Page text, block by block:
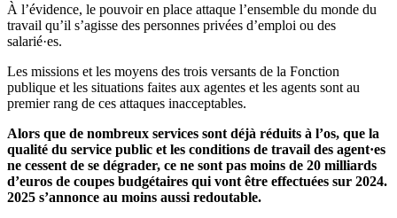
À l’évidence, le pouvoir en place attaque l’ensemble du monde du
travail qu’il s’agisse des personnes privées d’emploi ou des
salarié·es.
Les missions et les moyens des trois versants de la Fonction
publique et les situations faites aux agentes et les agents sont au
premier rang de ces attaques inacceptables.
Alors que de nombreux services sont déjà réduits à l’os, que la
qualité du service public et les conditions de travail des agent·es
ne cessent de se dégrader, ce ne sont pas moins de 20 milliards
d’euros de coupes budgétaires qui vont être effectuées sur 2024.
2025 s’annonce au moins aussi redoutable.